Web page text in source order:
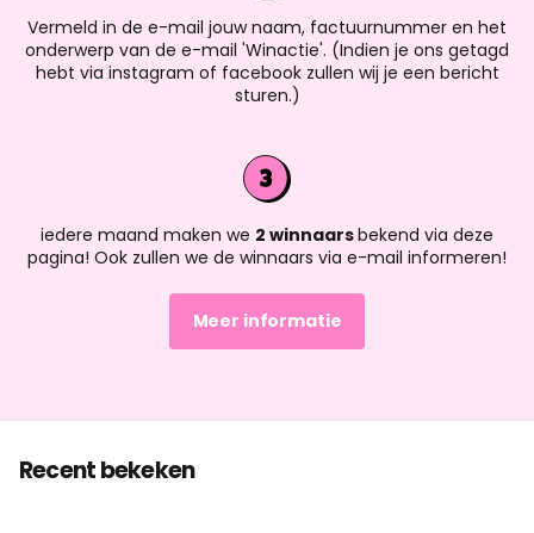
Vermeld in de e-mail jouw naam, factuurnummer en het
onderwerp van de e-mail 'Winactie'. (Indien je ons getagd
hebt via instagram of facebook zullen wij je een bericht
sturen.)
iedere maand maken we 2 winnaarsbekend via deze
pagina! Ook zullen we de winnaars via e-mail informeren!
Meer informatie
Recent bekeken